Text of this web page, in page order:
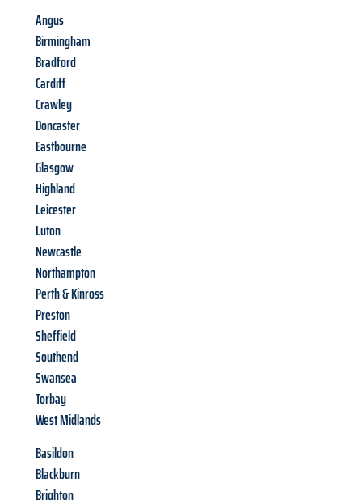
Angus
Birmingham
Bradford
Cardiff
Crawley
Doncaster
Eastbourne
Glasgow
Highland
Leicester
Luton
Newcastle
Northampton
Perth & Kinross
Preston
Sheffield
Southend
Swansea
Torbay
West Midlands
Basildon
Blackburn
Brighton